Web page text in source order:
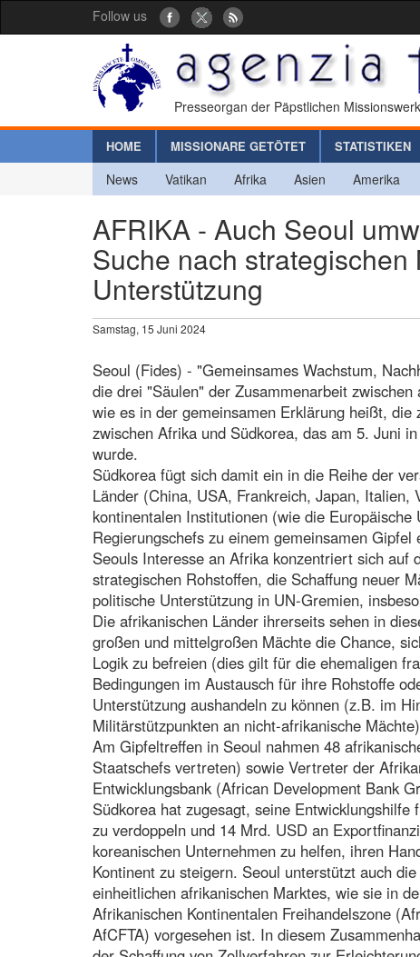
Follow us
Presseorgan der Päpstlichen
HOME MISSIONARE GETÖTET STATISTIKEN
News Vatikan Afrika Asien Amerika
AFRIKA - Auch Seoul
Suche nach
Unterstützung
Samstag, 15 Juni 2024
Seoul (Fides) - "Gemeinsames Wachstum,
die drei "Säulen" der Zusammenarbeit
wie es in der gemeinsamen Erklärung heißt, die
zwischen Afrika und Südkorea, das am 5. Juni
wurde.
Südkorea fügt sich damit ein in die Reihe der
Länder (China, USA, Frankreich, Japan, Italien,
kontinentalen Institutionen (wie die
Regierungschefs zu einem gemeinsamen Gipfel
Seouls Interesse an Afrika konzentriert sich auf
strategischen Rohstoffen, die Schaffung neuer
politische Unterstützung in UN-Gremien,
Die afrikanischen Länder ihrerseits sehen in
großen und mittelgroßen Mächte die Chance,
Logik zu befreien (dies gilt für die ehemaligen
Bedingungen im Austausch für ihre Rohstoffe
Unterstützung aushandeln zu können (z.B. im
Militärstützpunkten an nicht-afrikanische
Am Gipfeltreffen in Seoul nahmen 48
Staatschefs vertreten) sowie Vertreter der
Entwicklungsbank (African Development Bank
Südkorea hat zugesagt, seine
zu verdoppeln und 14 Mrd. USD an
koreanischen Unternehmen zu helfen, ihren
Kontinent zu steigern. Seoul unterstützt auch
einheitlichen afrikanischen Marktes, wie sie in
Afrikanischen Kontinentalen Freihandelszone
AfCFTA) vorgesehen ist. In diesem